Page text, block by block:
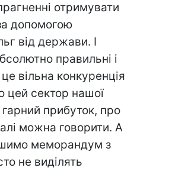
отримувати
допомогою
від держави. І
правильні і
вільна конкуренція
цей сектор нашої
прибуток, про
можна говорити. А
меморандум з
не виділять